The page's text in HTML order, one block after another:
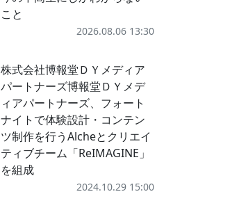
こと
2026.08.06 13:30
株式会社博報堂ＤＹメディア
パートナーズ博報堂ＤＹメデ
ィアパートナーズ、フォート
ナイトで体験設計・コンテン
ツ制作を行うAlcheとクリエイ
ティブチーム「ReIMAGINE」
を組成
2024.10.29 15:00